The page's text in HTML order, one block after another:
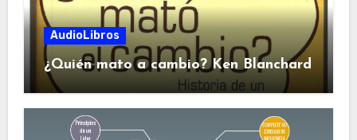
AudioLibros
¿Quién mato a cambio? Ken Blanchard